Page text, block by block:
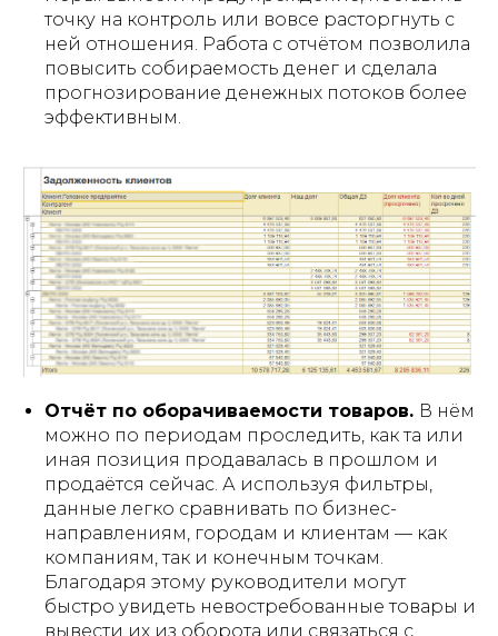
точку на контроль или вовсе расторгнуть с
ней отношения. Работа с отчётом позволила
повысить собираемость денег и сделала
прогнозирование денежных потоков более
эффективным.
Отчёт по оборачиваемости товаров. В нём
можно по периодам проследить, как та или
иная позиция продавалась в прошлом и
продаётся сейчас. А используя фильтры,
данные легко сравнивать по бизнес-
направлениям, городам и клиентам — как
компаниям, так и конечным точкам.
Благодаря этому руководители могут
быстро увидеть невостребованные товары и
вывести их из оборота или связаться с